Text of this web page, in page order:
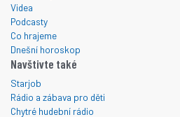
Videa
Podcasty
Co hrajeme
Dnešní horoskop
Navštivte také
Starjob
Rádio a zábava pro děti
Chytré hudební rádio